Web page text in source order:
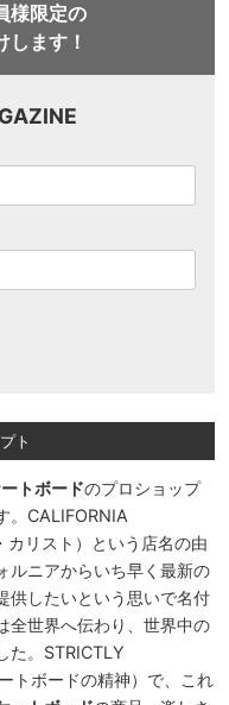
様限定の
します！
ト
トボードのプロショップ
。CALIFORNIA
カリスト）という店名の由
ルニアからいち早く最新の
供したいという思いで名付
全世界へ伝わり、世界中の
た。STRICTLY
トボードの精神）で、これ